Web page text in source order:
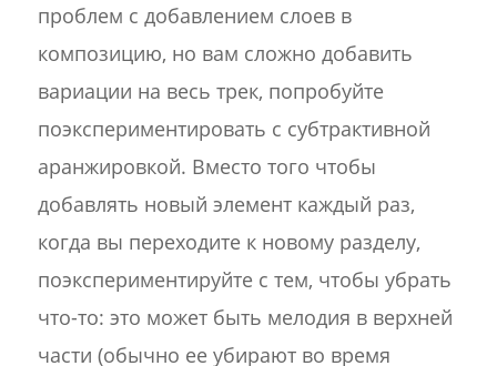
проблем с добавлением слоев в
композицию, но вам сложно добавить
вариации на весь трек, попробуйте
поэкспериментировать с субтрактивной
аранжировкой. Вместо того чтобы
добавлять новый элемент каждый раз,
когда вы переходите к новому разделу,
поэкспериментируйте с тем, чтобы убрать
что-то: это может быть мелодия в верхней
части (обычно ее убирают во время